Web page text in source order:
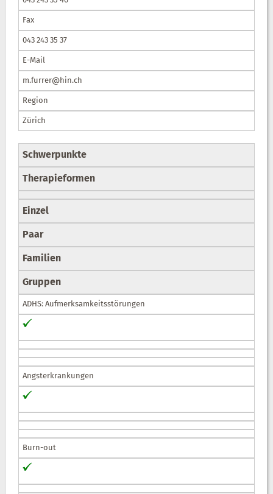
Fax
043 243 35 37
E-Mail
m.furrer@hin.ch
Region
Zürich
Schwerpunkte
Therapieformen
Einzel
Paar
Familien
Gruppen
ADHS: Aufmerksamkeitsstörungen
Angsterkrankungen
Burn-out